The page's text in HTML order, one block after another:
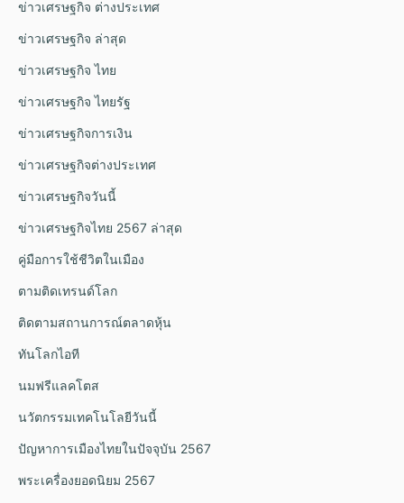
ข่าวเศรษฐกิจ ต่างประเทศ
ข่าวเศรษฐกิจ ล่าสุด
ข่าวเศรษฐกิจ ไทย
ข่าวเศรษฐกิจ ไทยรัฐ
ข่าวเศรษฐกิจการเงิน
ข่าวเศรษฐกิจต่างประเทศ
ข่าวเศรษฐกิจวันนี้
ข่าวเศรษฐกิจไทย 2567 ล่าสุด
คู่มือการใช้ชีวิตในเมือง
ตามติดเทรนด์โลก
ติดตามสถานการณ์ตลาดหุ้น
ทันโลกไอที
นมฟรีแลคโตส
นวัตกรรมเทคโนโลยีวันนี้
ปัญหาการเมืองไทยในปัจจุบัน 2567
พระเครื่องยอดนิยม 2567